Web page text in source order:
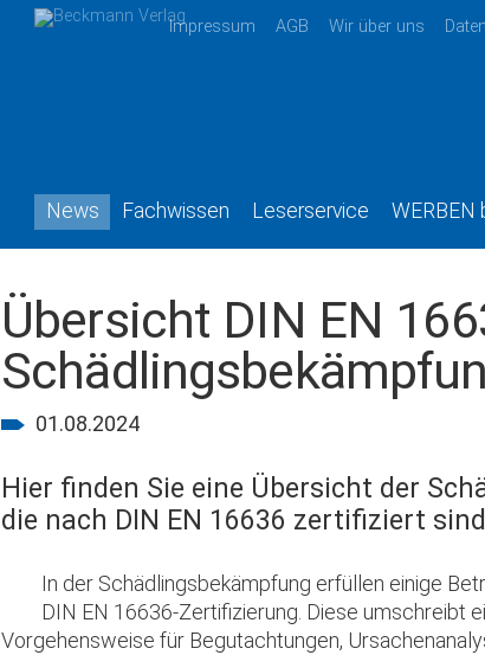
Impressum AGB Wir über uns
News Fachwissen Leserservice WERBEN
Übersicht DIN EN
01.08.2024
Hier finden Sie eine Übersicht der
die nach DIN EN 16636 zertifiziert
In der Schädlingsbekämpfung erfüllen einige
DIN EN 16636-Zertifizierung. Diese umschreibt
Vorgehensweise für Begutachtungen,